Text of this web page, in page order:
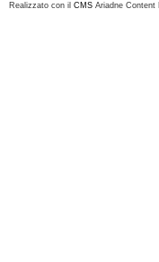
Realizzato con il CMS Ariadne Content